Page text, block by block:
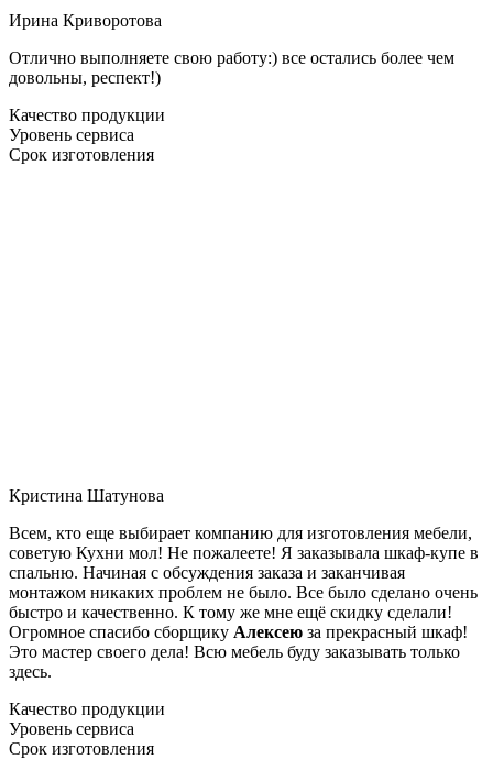
Ирина Криворотова
Отлично выполняете свою работу:) все остались более чем
довольны, респект!)
Качество продукции
Уровень сервиса
Срок изготовления
Кристина Шатунова
Всем, кто еще выбирает компанию для изготовления мебели,
советую Кухни мол! Не пожалеете! Я заказывала шкаф-купе в
спальню. Начиная с обсуждения заказа и заканчивая
монтажом никаких проблем не было. Все было сделано очень
быстро и качественно. К тому же мне ещё скидку сделали!
Огромное спасибо сборщику Алексею за прекрасный шкаф!
Это мастер своего дела! Всю мебель буду заказывать только
здесь.
Качество продукции
Уровень сервиса
Срок изготовления